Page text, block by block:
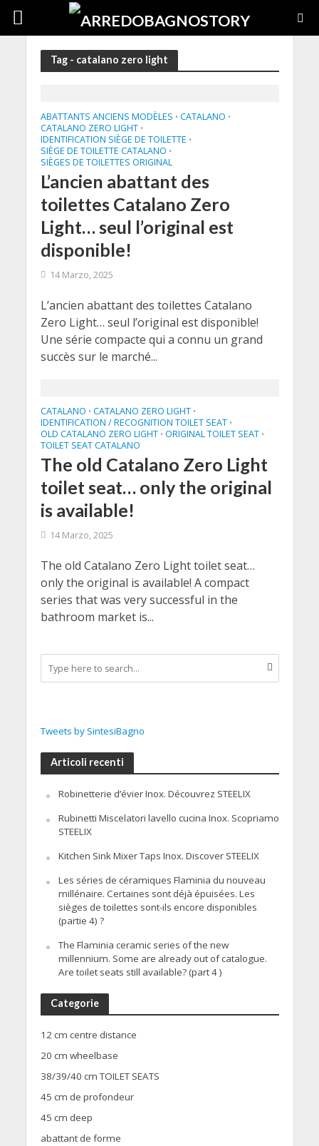
Tag - catalano zero light
ABATTANTS ANCIENS MODÈLES • CATALANO •
CATALANO ZERO LIGHT •
IDENTIFICATION SIÈGE DE TOILETTE •
SIÈGE DE TOILETTE CATALANO •
SIÈGES DE TOILETTES ORIGINAL
L’ancien abattant des
toilettes Catalano Zero
Light… seul l’original est
disponible!
14 Marzo, 2025
L’ancien abattant des toilettes Catalano
Zero Light… seul l’original est disponible!
Une série compacte qui a connu un grand
succès sur le marché...
CATALANO • CATALANO ZERO LIGHT •
IDENTIFICATION / RECOGNITION TOILET SEAT •
OLD CATALANO ZERO LIGHT • ORIGINAL TOILET SEAT •
TOILET SEAT CATALANO
The old Catalano Zero Light
toilet seat… only the original
is available!
14 Marzo, 2025
The old Catalano Zero Light toilet seat…
only the original is available! A compact
series that was very successful in the
bathroom market is...
Tweets by SintesiBagno
Articoli recenti
Robinetterie d’évier Inox. Découvrez STEELIX
Rubinetti Miscelatori lavello cucina Inox. Scopriamo
STEELIX
Kitchen Sink Mixer Taps Inox. Discover STEELIX
Les séries de céramiques Flaminia du nouveau
millénaire. Certaines sont déjà épuisées. Les
sièges de toilettes sont-ils encore disponibles
(partie 4) ?
The Flaminia ceramic series of the new
millennium. Some are already out of catalogue.
Are toilet seats still available? (part 4 )
Categorie
12 cm centre distance
20 cm wheelbase
38/39/40 cm TOILET SEATS
45 cm de profondeur
45 cm deep
abattant de forme